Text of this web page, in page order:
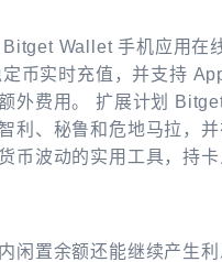
Wallet 手机应用在
币实时充值，并支持
外费用。 扩展计划
利、秘鲁和危地马拉，
币波动的实用工具，持
闲置余额还能继续产生